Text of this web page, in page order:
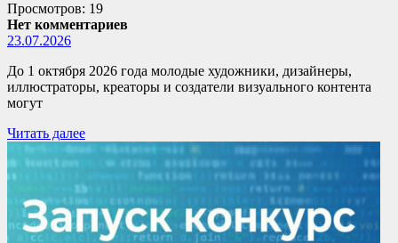
Просмотров: 19
Нет комментариев
23.07.2026
До 1 октября 2026 года молодые художники, дизайнеры,
иллюстраторы, креаторы и создатели визуального контента
могут
Читать далее